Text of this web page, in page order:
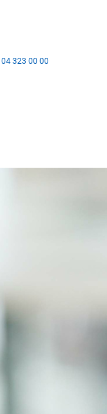
04 323 00 00